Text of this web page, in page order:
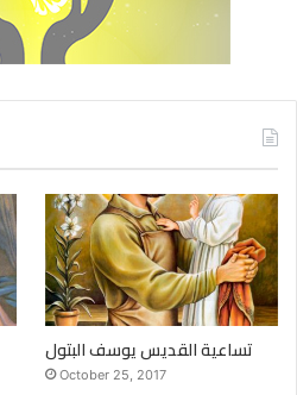
تساعية القديس يوسف البتول
October 25, 2017